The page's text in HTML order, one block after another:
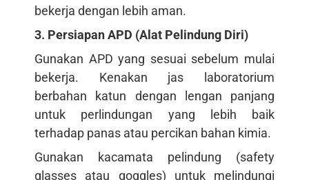
bekerja dengan lebih aman.
3. Persiapan APD (Alat Pelindung Diri)
Gunakan APD yang sesuai sebelum mulai
bekerja. Kenakan jas laboratorium
berbahan katun dengan lengan panjang
untuk perlindungan yang lebih baik
terhadap panas atau percikan bahan kimia.
Gunakan kacamata pelindung (safety
glasses atau goggles) untuk melindungi